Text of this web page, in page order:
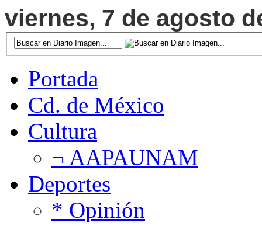
viernes, 7 de agosto
Portada
Cd. de México
Cultura
¬ AAPAUNAM
Deportes
* Opinión